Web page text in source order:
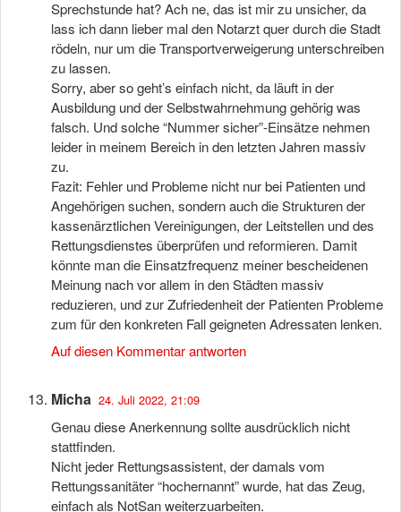
Sprechstunde hat? Ach ne, das ist mir zu unsicher, da
lass ich dann lieber mal den Notarzt quer durch die Stadt
rödeln, nur um die Transportverweigerung unterschreiben
zu lassen.
Sorry, aber so geht’s einfach nicht, da läuft in der
Ausbildung und der Selbstwahrnehmung gehörig was
falsch. Und solche “Nummer sicher”-Einsätze nehmen
leider in meinem Bereich in den letzten Jahren massiv
zu.
Fazit: Fehler und Probleme nicht nur bei Patienten und
Angehörigen suchen, sondern auch die Strukturen der
kassenärztlichen Vereinigungen, der Leitstellen und des
Rettungsdienstes überprüfen und reformieren. Damit
könnte man die Einsatzfrequenz meiner bescheidenen
Meinung nach vor allem in den Städten massiv
reduzieren, und zur Zufriedenheit der Patienten Probleme
zum für den konkreten Fall geigneten Adressaten lenken.
Auf diesen Kommentar antworten
Micha 24. Juli 2022, 21:09
Genau diese Anerkennung sollte ausdrücklich nicht
stattfinden.
Nicht jeder Rettungsassistent, der damals vom
Rettungssanitäter “hochernannt” wurde, hat das Zeug,
einfach als NotSan weiterzuarbeiten.